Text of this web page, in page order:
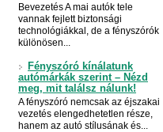
Bevezetés A mai autók tele
vannak fejlett biztonsági
technológiákkal, de a fényszórók
különösen...
Fényszóró kínálatunk
autómárkák szerint – Nézd
meg, mit találsz nálunk!
A fényszóró nemcsak az éjszakai
vezetés elengedhetetlen része,
hanem az autó stílusának és...